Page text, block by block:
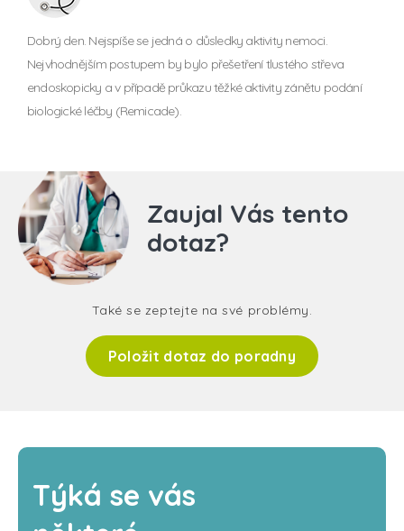
Dobrý den. Nejspíše se jedná o důsledky aktivity nemoci.
Nejvhodnějším postupem by bylo přešetření tlustého střeva
endoskopicky a v případě průkazu těžké aktivity zánětu podání
biologické léčby (Remicade).
Zaujal Vás tento
dotaz?
Také se zeptejte na své problémy.
Položit dotaz do poradny
Týká se vás